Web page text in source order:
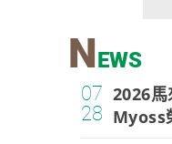
NEWS
07
28
2026馬
Myoss